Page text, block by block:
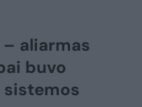
aliarmas
buvo
sistemos